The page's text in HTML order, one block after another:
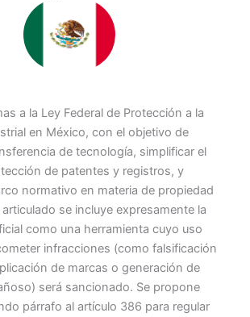
a la Ley Federal de Protección a la
en México, con el objetivo de
de tecnología, simplificar el
de patentes y registros, y
normativo en materia de propiedad
se incluye expresamente la
como una herramienta cuyo uso
infracciones (como falsificación
de marcas o generación de
será sancionado. Se propone
párrafo al artículo 386 para regular